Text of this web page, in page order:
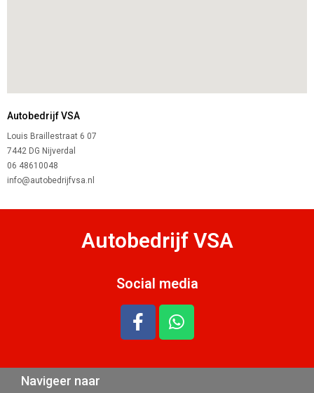
Autobedrijf VSA
Louis Braillestraat 6 07
7442 DG Nijverdal
06 48610048
info@autobedrijfvsa.nl
Autobedrijf VSA
Social media
Navigeer naar